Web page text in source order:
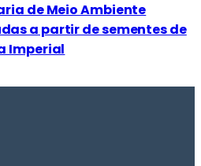
de Meio Ambiente
a partir de sementes de
Imperial